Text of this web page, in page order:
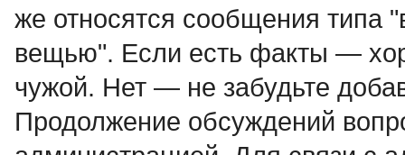
же относятся сообщения типа
вещью". Если есть факты —
чужой. Нет — не забудьте
Продолжение обсyждений